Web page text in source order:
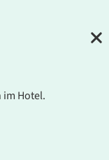
im Hotel.